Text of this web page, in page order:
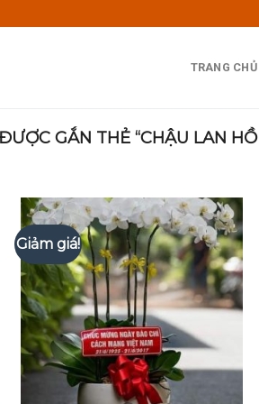
TRANG CHỦ
GẮN THẺ “CHẬU LAN HỒ
Giảm giá!